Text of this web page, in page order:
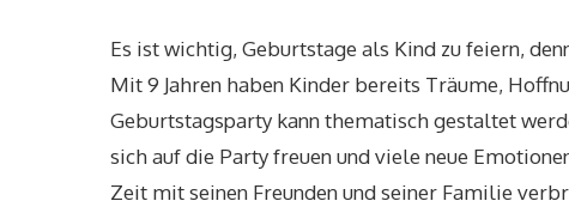
Es ist wichtig, Geburtstage als Kind zu feiern,
Mit 9 Jahren haben Kinder bereits Träume,
Geburtstagsparty kann thematisch gestaltet
sich auf die Party freuen und viele neue
Zeit mit seinen Freunden und seiner Familie